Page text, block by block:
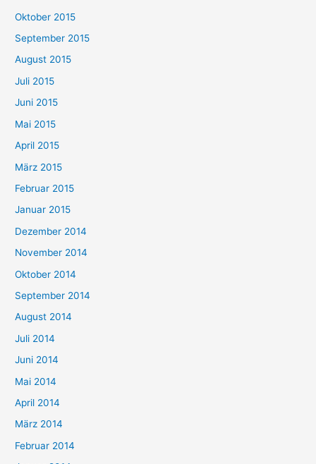
Oktober 2015
September 2015
August 2015
Juli 2015
Juni 2015
Mai 2015
April 2015
März 2015
Februar 2015
Januar 2015
Dezember 2014
November 2014
Oktober 2014
September 2014
August 2014
Juli 2014
Juni 2014
Mai 2014
April 2014
März 2014
Februar 2014